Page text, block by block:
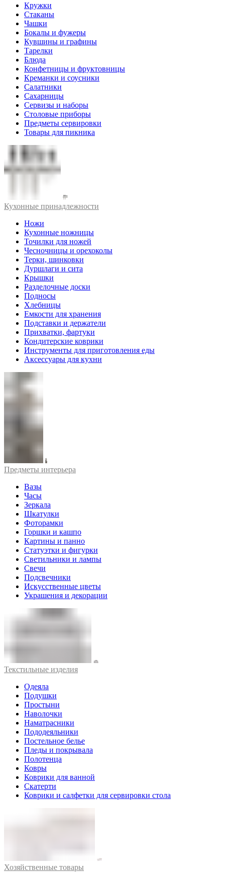
Кружки
Стаканы
Чашки
Бокалы и фужеры
Кувшины и графины
Тарелки
Блюда
Конфетницы и фруктовницы
Креманки и соусники
Салатники
Сахарницы
Сервизы и наборы
Столовые приборы
Предметы сервировки
Товары для пикника
Кухонные принадлежности
Ножи
Кухонные ножницы
Точилки для ножей
Чесночницы и орехоколы
Терки, шинковки
Дуршлаги и сита
Крышки
Разделочные доски
Подносы
Хлебницы
Емкости для хранения
Подставки и держатели
Прихватки, фартуки
Кондитерские коврики
Инструменты для приготовления еды
Аксессуары для кухни
Предметы интерьера
Вазы
Часы
Зеркала
Шкатулки
Фоторамки
Горшки и кашпо
Картины и панно
Статуэтки и фигурки
Светильники и лампы
Свечи
Подсвечники
Искусственные цветы
Украшения и декорации
Текстильные изделия
Одеяла
Подушки
Простыни
Наволочки
Наматрасники
Пододеяльники
Постельное белье
Пледы и покрывала
Полотенца
Ковры
Коврики для ванной
Скатерти
Коврики и салфетки для сервировки стола
Хозяйственные товары